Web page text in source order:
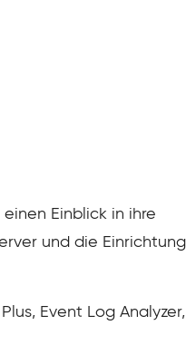
Einblick in ihre
und die
Event Log